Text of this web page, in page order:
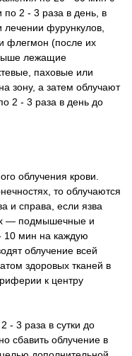
2 - 3 раза в день, в
фурункулов,
флегмон (после их
лежащие
паховые или
зону, а затем облучают
2 - 3 раза в день до
облучения крови.
то облучаются
и справа, если язва
— подмышечные и
10 мин на каждую
облучение всей
здоровых тканей в
к центру
- 3 раза в сутки до
сбавить облучение в